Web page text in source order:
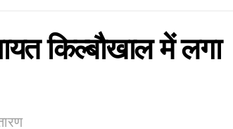
किल्बौखाल में लगा